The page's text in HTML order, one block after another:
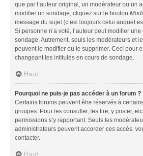
que par l’auteur original, un modérateur ou un
modifier un sondage, cliquez sur le bouton
message du sujet (c’est toujours celui auquel
Si personne n’a voté, l’auteur peut modifier
sondage. Autrement, seuls les modérateurs et
peuvent le modifier ou le supprimer. Ceci pour
changeant les intitulés en cours de sondage.
Haut
Pourquoi ne puis-je pas accéder à un forum ?
Certains forums peuvent être réservés à
groupes. Pour les consulter, les lire, y poster,
permissions s’y rapportant. Seuls les
administrateurs peuvent accorder ces accès,
contacter.
Haut